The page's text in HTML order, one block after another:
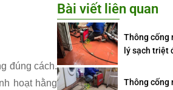
đúng cách.
hoạt hằng
Bài viết liên quan
Thông cống
lý sạch triệt
Thông cống